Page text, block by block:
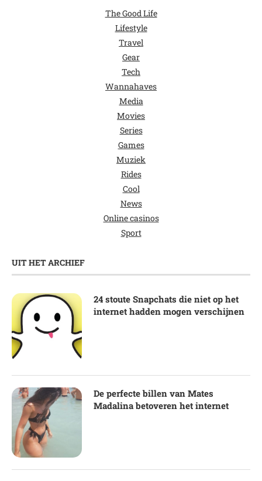
The Good Life
Lifestyle
Travel
Gear
Tech
Wannahaves
Media
Movies
Series
Games
Muziek
Rides
Cool
News
Online casinos
Sport
UIT HET ARCHIEF
24 stoute Snapchats die niet op het
internet hadden mogen verschijnen
De perfecte billen van Mates
Madalina betoveren het internet